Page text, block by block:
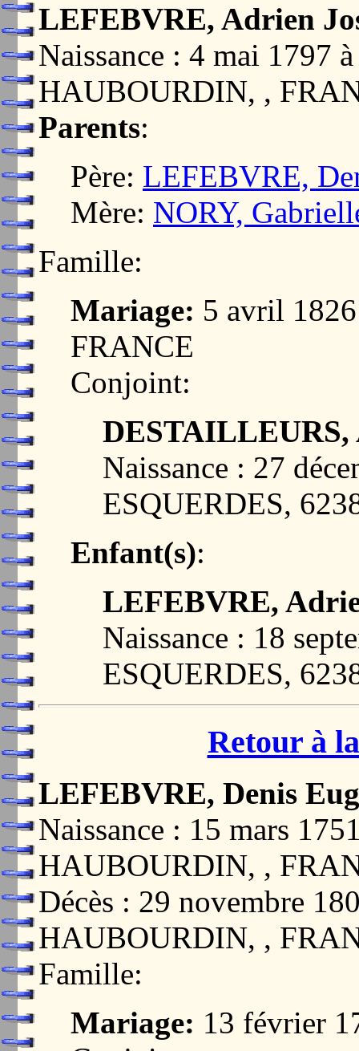
LEFEBVRE, Adrien
Naissance : 4 mai 1797
HAUBOURDIN, ,
Parents:
Père: LEFEBVRE,
Mère: NORY,
Famille:
Mariage: 5 avril
FRANCE
Conjoint:
DESTAILLEURS,
Naissance : 27
ESQUERDES,
Enfant(s):
LEFEBVRE,
Naissance : 18
ESQUERDES,
Retour à
LEFEBVRE, Denis
Naissance : 15 mars
HAUBOURDIN, ,
Décès : 29 novembre
HAUBOURDIN, ,
Famille:
Mariage: 13 février